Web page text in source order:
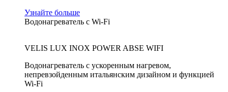
Узнайте больше
Водонагреватель с Wi-Fi
VELIS LUX INOX POWER ABSE WIFI
Водонагреватель с ускоренным нагревом,
непревзойденным итальянским дизайном и функцией
Wi-Fi